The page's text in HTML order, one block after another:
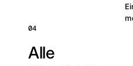
04
Alle